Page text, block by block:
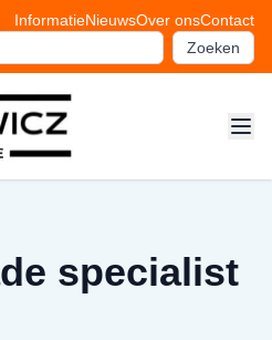
InformatieNieuwsOver onsContact
Zoeken
specialist